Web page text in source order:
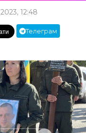
12:48
Телеграм